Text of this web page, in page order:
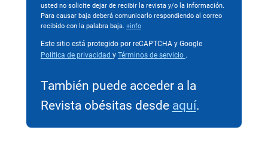
usted no solicite dejar de recibir la revista y/o la información.
Para causar baja deberá comunicarlo respondiendo al correo
recibido con la palabra baja. +info
Este sitio está protegido por reCAPTCHA y Google
Política de privacidad y Términos de servicio .
También puede acceder a la
Revista obésitas desde aquí.